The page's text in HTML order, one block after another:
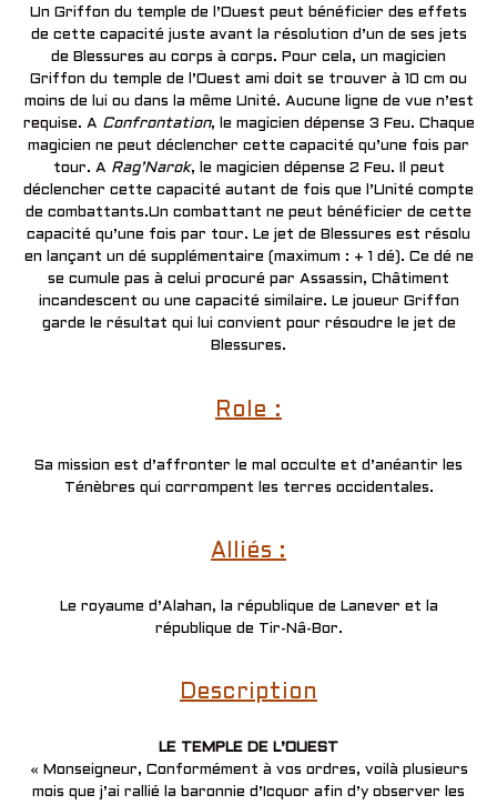
Un Griffon du temple de l’Ouest peut bénéficier des effets
de cette capacité juste avant la résolution d’un de ses jets
de Blessures au corps à corps. Pour cela, un magicien
Griffon du temple de l’Ouest ami doit se trouver à 10 cm ou
moins de lui ou dans la même Unité. Aucune ligne de vue n’est
requise. A Confrontation, le magicien dépense 3 Feu. Chaque
magicien ne peut déclencher cette capacité qu’une fois par
tour. A Rag’Narok, le magicien dépense 2 Feu. Il peut
déclencher cette capacité autant de fois que l’Unité compte
de combattants.Un combattant ne peut bénéficier de cette
capacité qu’une fois par tour. Le jet de Blessures est résolu
en lançant un dé supplémentaire (maximum : + 1 dé). Ce dé ne
se cumule pas à celui procuré par Assassin, Châtiment
incandescent ou une capacité similaire. Le joueur Griffon
garde le résultat qui lui convient pour résoudre le jet de
Blessures.
Role :
Sa mission est d’affronter le mal occulte et d’anéantir les
Ténèbres qui corrompent les terres occidentales.
Alliés :
Le royaume d’Alahan, la république de Lanever et la
république de Tir-Nâ-Bor.
Description
LE TEMPLE DE L’OUEST
« Monseigneur, Conformément à vos ordres, voilà plusieurs
mois que j’ai rallié la baronnie d’Icquor afin d’y observer les